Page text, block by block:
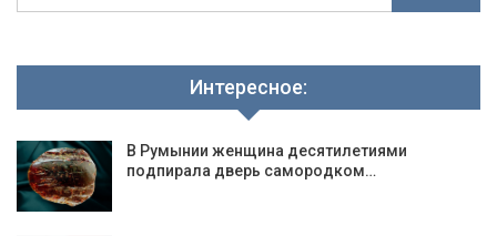
Интересное:
В Румынии женщина десятилетиями
подпирала дверь самородком…